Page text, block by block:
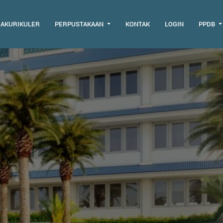
PERPUSTAKAAN KONTAK LOGIN PPDB